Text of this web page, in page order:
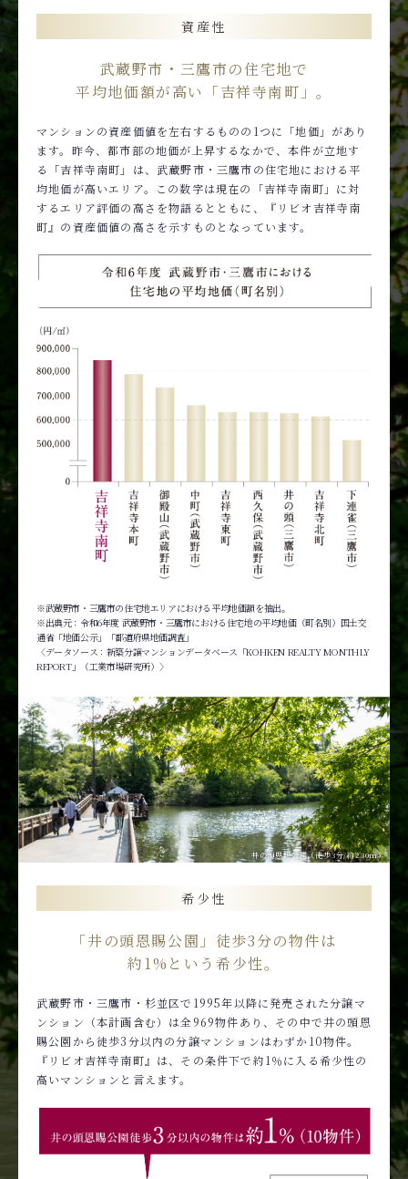
資産性
武蔵野市・三鷹市の住宅地で
平均地価額が高い「吉祥寺南町」。
マンションの資産価値を左右するものの1つに「地価」があり
ます。昨今、都市部の地価が上昇するなかで、本件が立地す
る「吉祥寺南町」は、武蔵野市・三鷹市の住宅地における平
均地価が高いエリア。この数字は現在の「吉祥寺南町」に対
するエリア評価の高さを物語るとともに、『リビオ吉祥寺南
町』の資産価値の高さを示すものとなっています。
※武蔵野市・三鷹市の住宅地エリアにおける平均地価額を抽出。
※出典元：令和6年度 武蔵野市・三鷹市における住宅地の平均地価（町名別）国土交
通省「地価公示」「都道府県地価調査」
〈データソース：新築分譲マンションデータベース「KOHKEN REALTY MONTHLY
REPORT」（工業市場研究所）〉
井の頭恩賜公園（徒歩3分/約230m）
希少性
「井の頭恩賜公園」徒歩3分の物件は
約1%という希少性。
武蔵野市・三鷹市・杉並区で1995年以降に発売された分譲マ
ンション（本計画含む）は全969物件あり、その中で井の頭恩
賜公園から徒歩3分以内の分譲マンションはわずか10物件。
『リビオ吉祥寺南町』は、その条件下で約1％に入る希少性の
高いマンションと言えます。